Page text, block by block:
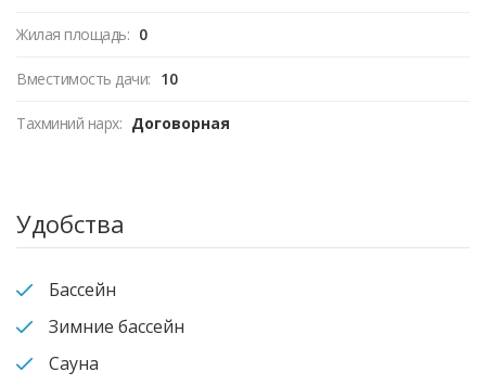
Жилая площадь: 0
Вместимость дачи: 10
Тахминий нарх: Договорная
Удобства
Бассейн
Зимние бассейн
Сауна